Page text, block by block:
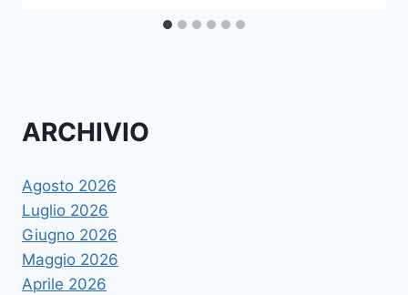
ARCHIVIO
Agosto 2026
Luglio 2026
Giugno 2026
Maggio 2026
Aprile 2026